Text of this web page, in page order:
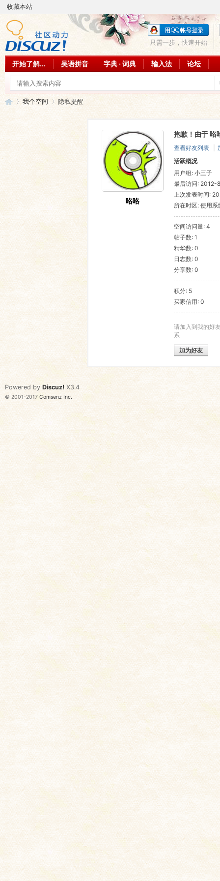
收藏本站
只需一步，快速开始
开始了解... 吴语拼音 字典 · 词典 输入法 论坛
吴
语
会
我个空间 隐私提醒
咯咯
抱歉！由于 咯
查看好友列表
活跃概况
用户组: 小三子
最后访问: 2012-
上次发表时间:
所在时区: 使用系
空间访问量: 4
帖子数: 1
精华数: 0
日志数: 0
分享数: 0
积分: 5
买家信用: 0
请加入到我的好
系
加为好友
Powered by Discuz! X3.4
© 2001-2017 Comsenz Inc.